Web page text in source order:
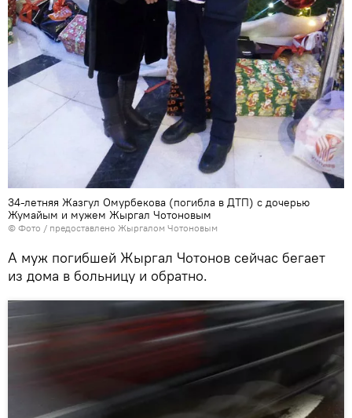
34-летняя Жазгул Омурбекова (погибла в ДТП) с дочерью
Жумайым и мужем Жыргал Чотоновым
© Фото / предоставлено Жыргалом Чотоновым
А муж погибшей Жыргал Чотонов сейчас бегает
из дома в больницу и обратно.